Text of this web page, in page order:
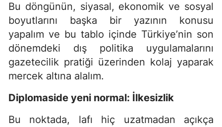
Bu döngünün, siyasal, ekonomik ve sosyal
boyutlarını başka bir yazının konusu
yapalım ve bu tablo içinde Türkiye’nin son
dönemdeki dış politika uygulamalarını
gazetecilik pratiği üzerinden kolaj yaparak
mercek altına alalım.
Diplomaside yeni normal: İlkesizlik
Bu noktada, lafı hiç uzatmadan açıkça